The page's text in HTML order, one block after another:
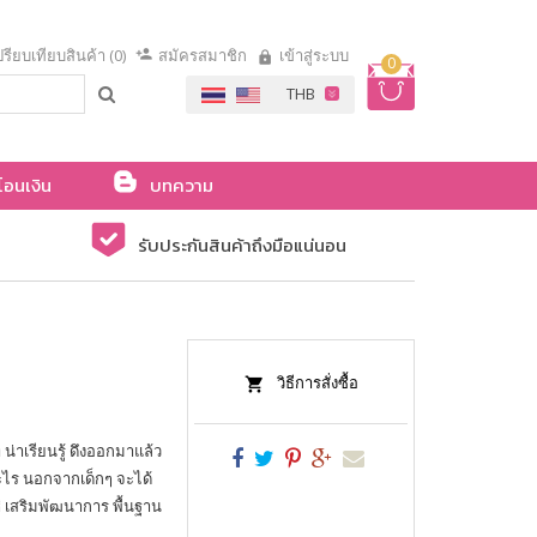
0
รียบเทียบสินค้า (0) สมัครสมาชิก เข้าสู่ระบบ
นเงิน
บทความ
รับประกันสินค้าถึงมือแน่นอน
าเรียนรู้ ดึงออกมาแล้ว
ร นอกจากเด็กๆ จะได้
เสริมพัฒนาการ พื้นฐาน
วิธีการสั่งซื้อ